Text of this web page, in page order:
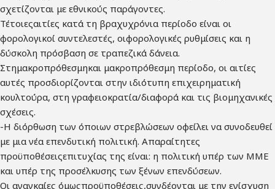
σχετίζονται με εθνικούς παράγοντες.
Τέτοιεςαιτίες κατά τη βραχυχρόνια περίοδο είναι οι
φορολογικοί συντελεστές, οιφορολογικές ρυθμίσεις και η
δύσκολη πρόσβαση σε τραπεζικά δάνεια.
Στημακροπρόθεσμηκαι μακροπρόθεσμη περίοδο, οι αιτίες
αυτές προσδιορίζονται στην ιδιότυπη επιχειρηματική
κουλτούρα, στη γραφειοκρατία/διαφορά και τις βιομηχανικές
σχέσεις.
-Η διόρθωση των όποιων στρεβλώσεων οφείλει να συνοδευθεί
με μια νέα επενδυτική πολιτική. Απαραίτητες
προϋποθέσειςεπιτυχίας της είναι: η πολιτική υπέρ των ΜΜΕ
και υπέρ της προσέλκυσης των ξένων επενδύσεων.
Οι αναγκαίες όμωςπροϋποθέσεις,συνδέονται με την ενίσχυση